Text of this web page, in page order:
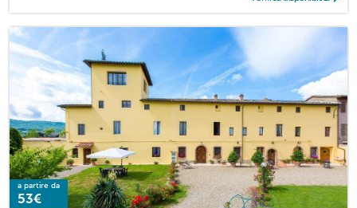
a partire da
53€